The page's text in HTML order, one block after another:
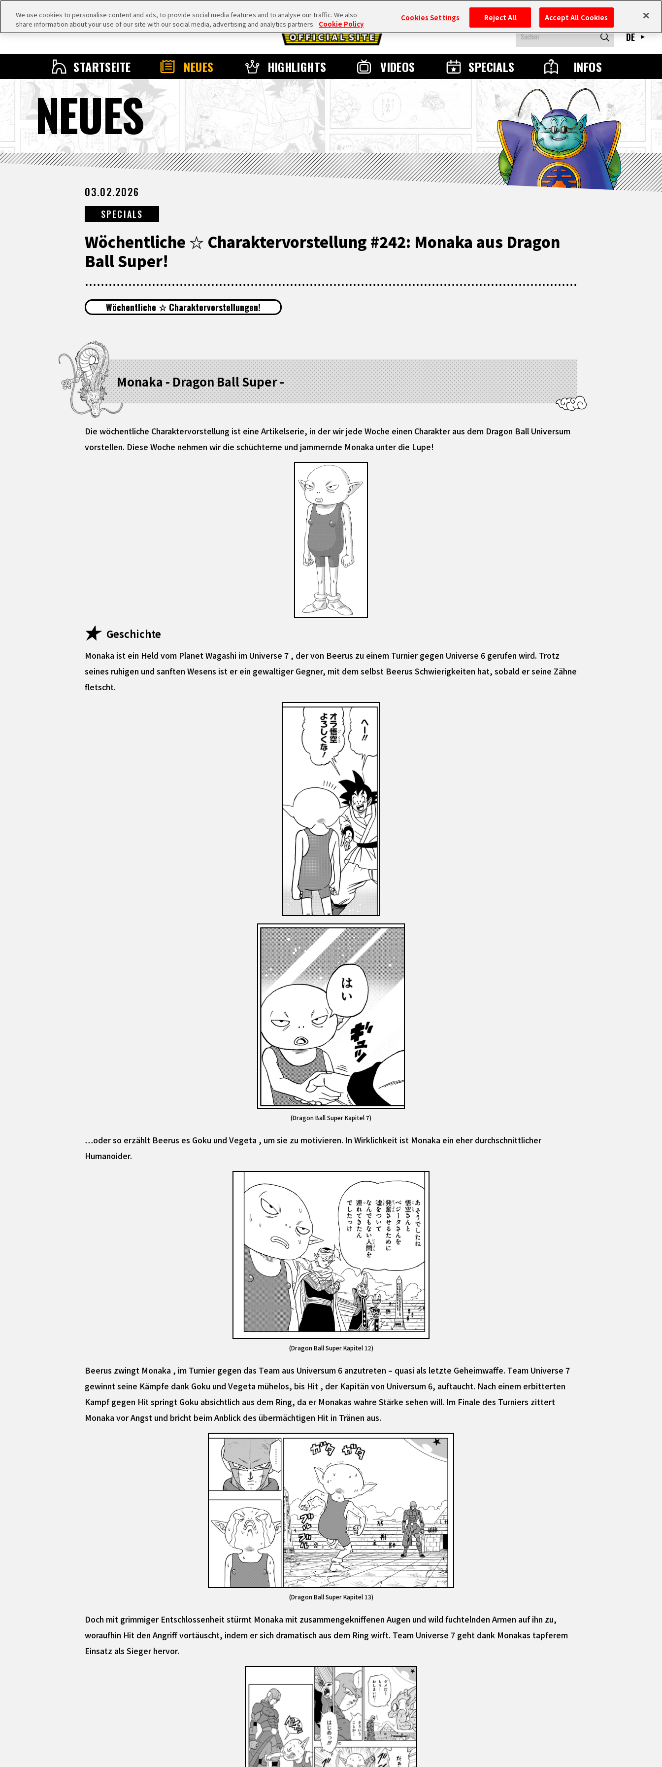
STARTSEITE NEUES HIGHLIGHTS VIDEOS SPECIALS INFOS
DE
NEUES
03.02.2026
SPECIALS
Wöchentliche ☆ Charaktervorstellung #242: Monaka aus Dragon
Ball Super!
Wöchentliche ☆ Charaktervorstellungen!
Monaka - Dragon Ball Super -
Die wöchentliche Charaktervorstellung ist eine Artikelserie, in der wir jede Woche einen Charakter aus dem Dragon Ball Universum
vorstellen. Diese Woche nehmen wir die schüchterne und jammernde Monaka unter die Lupe!
Geschichte
Monaka ist ein Held vom Planet Wagashi im Universe 7 , der von Beerus zu einem Turnier gegen Universe 6 gerufen wird. Trotz
seines ruhigen und sanften Wesens ist er ein gewaltiger Gegner, mit dem selbst Beerus Schwierigkeiten hat, sobald er seine Zähne
fletscht.
(Dragon Ball Super Kapitel 7)
…oder so erzählt Beerus es Goku und Vegeta , um sie zu motivieren. In Wirklichkeit ist Monaka ein eher durchschnittlicher
Humanoider.
(Dragon Ball Super Kapitel 12)
Beerus zwingt Monaka , im Turnier gegen das Team aus Universum 6 anzutreten – quasi als letzte Geheimwaffe. Team Universe 7
gewinnt seine Kämpfe dank Goku und Vegeta mühelos, bis Hit , der Kapitän von Universum 6, auftaucht. Nach einem erbitterten
Kampf gegen Hit springt Goku absichtlich aus dem Ring, da er Monakas wahre Stärke sehen will. Im Finale des Turniers zittert
Monaka vor Angst und bricht beim Anblick des übermächtigen Hit in Tränen aus.
(Dragon Ball Super Kapitel 13)
Doch mit grimmiger Entschlossenheit stürmt Monaka mit zusammengekniffenen Augen und wild fuchtelnden Armen auf ihn zu,
woraufhin Hit den Angriff vortäuscht, indem er sich dramatisch aus dem Ring wirft. Team Universe 7 geht dank Monakas tapferem
Einsatz als Sieger hervor.
We use cookies to personalise content and ads, to provide social media features and to analyse our traffic. We also
share information about your use of our site with our social media, advertising and analytics partners. Cookie Policy
Cookies Settings Reject All Accept All Cookies